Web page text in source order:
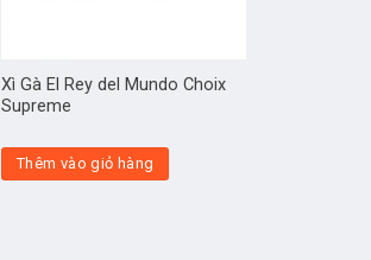
Xì Gà El Rey del Mundo Choix
Supreme
Thêm vào giỏ hàng